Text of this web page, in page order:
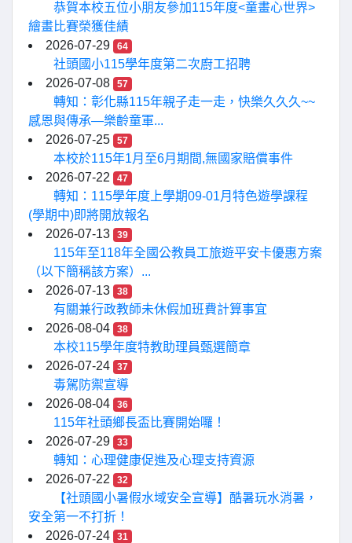
恭賀本校五位小朋友參加115年度<童畫心世界>
繪畫比賽榮獲佳績
2026-07-29
64
社頭國小115學年度第二次廚工招聘
2026-07-08
57
轉知：彰化縣115年親子走一走，快樂久久久~~
感恩與傳承—樂齡童軍...
2026-07-25
57
本校於115年1月至6月期間,無國家賠償事件
2026-07-22
47
轉知：115學年度上學期09-01月特色遊學課程
(學期中)即將開放報名
2026-07-13
39
115年至118年全國公教員工旅遊平安卡優惠方案
（以下簡稱該方案）...
2026-07-13
38
有關兼行政教師未休假加班費計算事宜
2026-08-04
38
本校115學年度特教助理員甄選簡章
2026-07-24
37
毒駕防禦宣導
2026-08-04
36
115年社頭鄉長盃比賽開始囉！
2026-07-29
33
轉知：心理健康促進及心理支持資源
2026-07-22
32
【社頭國小暑假水域安全宣導】酷暑玩水消暑，
安全第一不打折！
2026-07-24
31